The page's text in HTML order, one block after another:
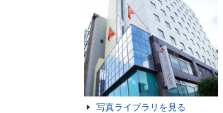
写真ライブラリを見る